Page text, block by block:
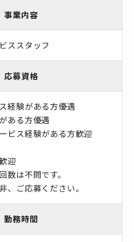
事業内容
ススタッフ
応募資格
経験がある方優遇
ある方優遇
ビス経験がある方歓迎
迎
数は不問です。
、ご応募ください。
勤務時間